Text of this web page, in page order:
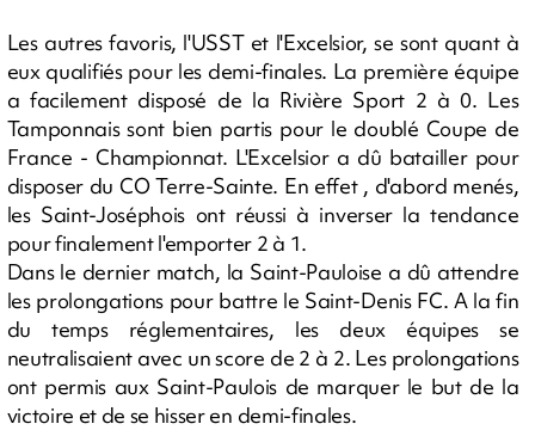
Les autres favoris, l'USST et l'Excelsior, se sont quant à
eux qualifiés pour les demi-finales. La première équipe
a facilement disposé de la Rivière Sport 2 à 0. Les
Tamponnais sont bien partis pour le doublé Coupe de
France - Championnat. L'Excelsior a dû batailler pour
disposer du CO Terre-Sainte. En effet , d'abord menés,
les Saint-Joséphois ont réussi à inverser la tendance
pour finalement l'emporter 2 à 1.
Dans le dernier match, la Saint-Pauloise a dû attendre
les prolongations pour battre le Saint-Denis FC. A la fin
du temps réglementaires, les deux équipes se
neutralisaient avec un score de 2 à 2. Les prolongations
ont permis aux Saint-Paulois de marquer le but de la
victoire et de se hisser en demi-finales.